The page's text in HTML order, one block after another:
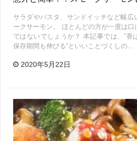
サラダやパスタ、サンドイッチなど幅広
ークサーモン。 ほとんどの方が一度は
ではないでしょうか？ 本記事では、”香
保存期間も伸びる”といいことづくしの…
2020年5月22日